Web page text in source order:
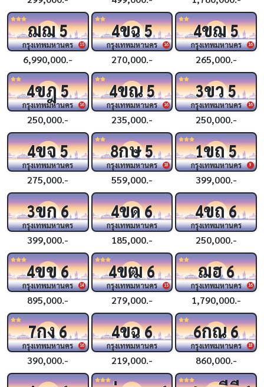
15
ฌฌ5
กรุงเทพมหานคร
6,990,000.-
16
4ขฉ5
กรุงเทพมหานคร
270,000.-
16
4ขฌ5
กรุงเทพมหานคร
265,000.-
16
4ขฎ5
กรุงเทพมหานคร
250,000.-
16
4ขณ5
กรุงเทพมหานคร
235,000.-
16
3ขว5
กรุงเทพมหานคร
250,000.-
4ขจ5
กรุงเทพมหานคร
275,000.-
18
8กษ5
กรุงเทพมหานคร
559,000.-
9
1ขถ5
กรุงเทพมหานคร
399,000.-
3ขก6
กรุงเทพมหานคร
399,000.-
4ขด6
กรุงเทพมหานคร
185,000.-
4ขถ6
กรุงเทพมหานคร
250,000.-
14
4ขข6
กรุงเทพมหานคร
895,000.-
15
4ขฒ6
กรุงเทพมหานคร
279,000.-
16
ฌฮ6
กรุงเทพมหานคร
1,790,000.-
16
7กง6
กรุงเทพมหานคร
390,000.-
4ขฉ6
กรุงเทพมหานคร
219,000.-
18
6กณ6
กรุงเทพมหานคร
860,000.-